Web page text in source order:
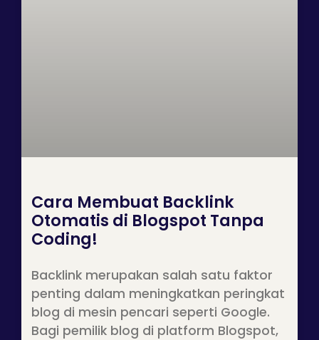
Cara Membuat Backlink
Otomatis di Blogspot Tanpa
Coding!
Backlink merupakan salah satu faktor
penting dalam meningkatkan peringkat
blog di mesin pencari seperti Google.
Bagi pemilik blog di platform Blogspot,